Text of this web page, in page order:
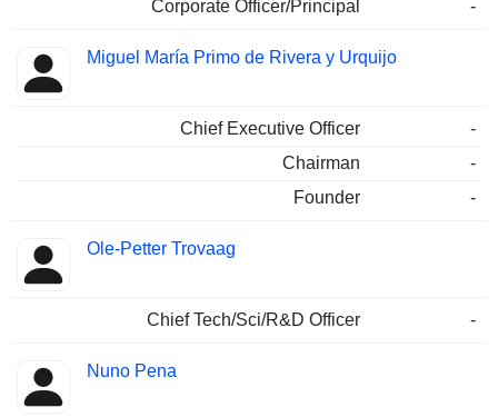
Corporate Officer/Principal -
Miguel María Primo de Rivera y Urquijo
Chief Executive Officer
-
Chairman
-
Founder
-
Ole-Petter Trovaag
Chief Tech/Sci/R&D Officer -
Nuno Pena